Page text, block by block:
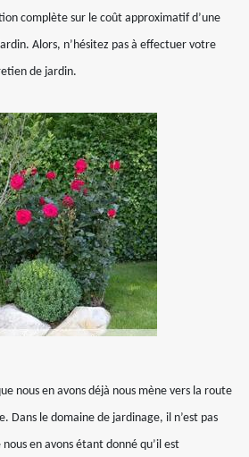
complète sur le coût approximatif d’une
Alors, n’hésitez pas à effectuer votre
de jardin.
nous en avons déjà nous mène vers la route
Dans le domaine de jardinage, il n’est pas
en avons étant donné qu’il est